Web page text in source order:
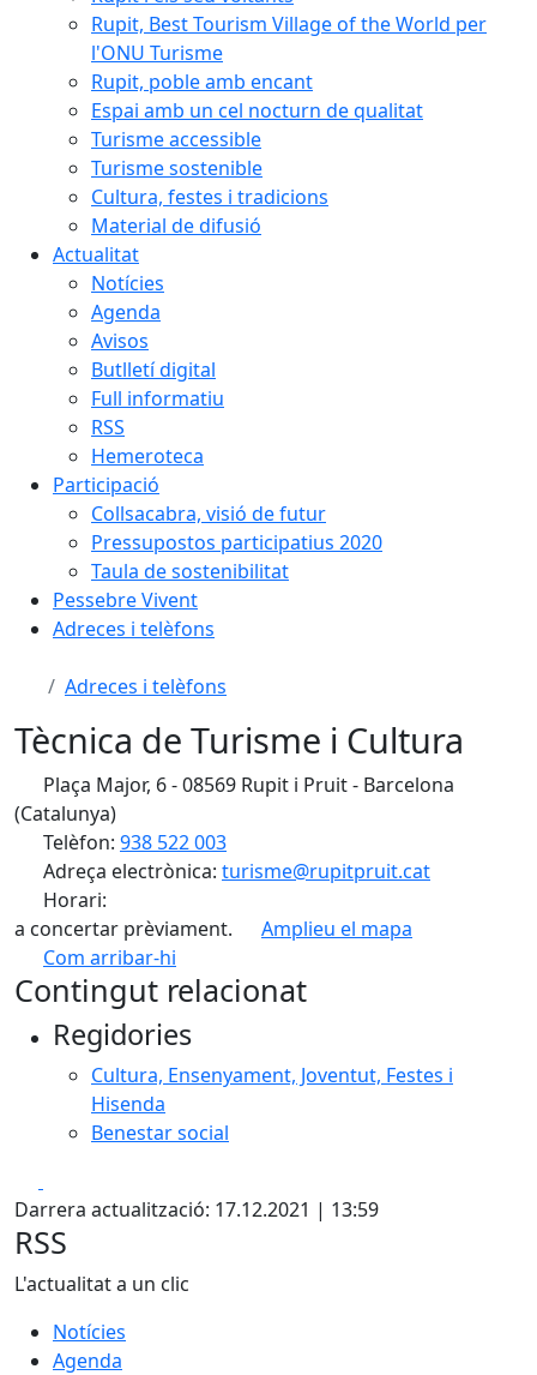
Rupit, Best Tourism Village of the World per
l'ONU Turisme
Rupit, poble amb encant
Espai amb un cel nocturn de qualitat
Turisme accessible
Turisme sostenible
Cultura, festes i tradicions
Material de difusió
Actualitat
Notícies
Agenda
Avisos
Butlletí digital
Full informatiu
RSS
Hemeroteca
Participació
Collsacabra, visió de futur
Pressupostos participatius 2020
Taula de sostenibilitat
Pessebre Vivent
Adreces i telèfons
Adreces i telèfons
Tècnica de Turisme i Cultura
Plaça Major, 6 - 08569 Rupit i Pruit - Barcelona
(Catalunya)
Telèfon: 938 522 003
Adreça electrònica: turisme@rupitpruit.cat
Horari:
a concertar prèviament.
Amplieu el mapa
Com arribar-hi
+
Contingut relacionat
Regidories
Cultura, Ensenyament, Joventut, Festes i
Hisenda
Benestar social
Darrera actualització: 17.12.2021 | 13:59
RSS
L'actualitat a un clic
Notícies
Agenda